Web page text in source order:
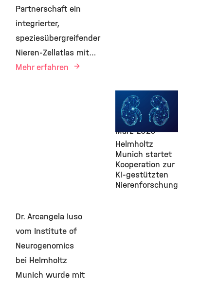
AI, Transfer,
Computational
Health, ICB,5.
März 2026
Helmholtz
Munich startet
Kooperation zur
KI-gestützten
Nierenforschung
Partnerschaft ein
integrierter,
speziesübergreifender
Nieren-Zellatlas mit…
Mehr erfahren
Dr. Arcangela Iuso
vom Institute of
Neurogenomics
bei Helmholtz
Munich wurde mit